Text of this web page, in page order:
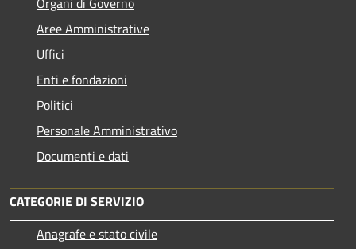
Aree Amministrative
Uffici
Enti e fondazioni
Politici
Personale Amministrativo
Documenti e dati
CATEGORIE DI SERVIZIO
Anagrafe e stato civile